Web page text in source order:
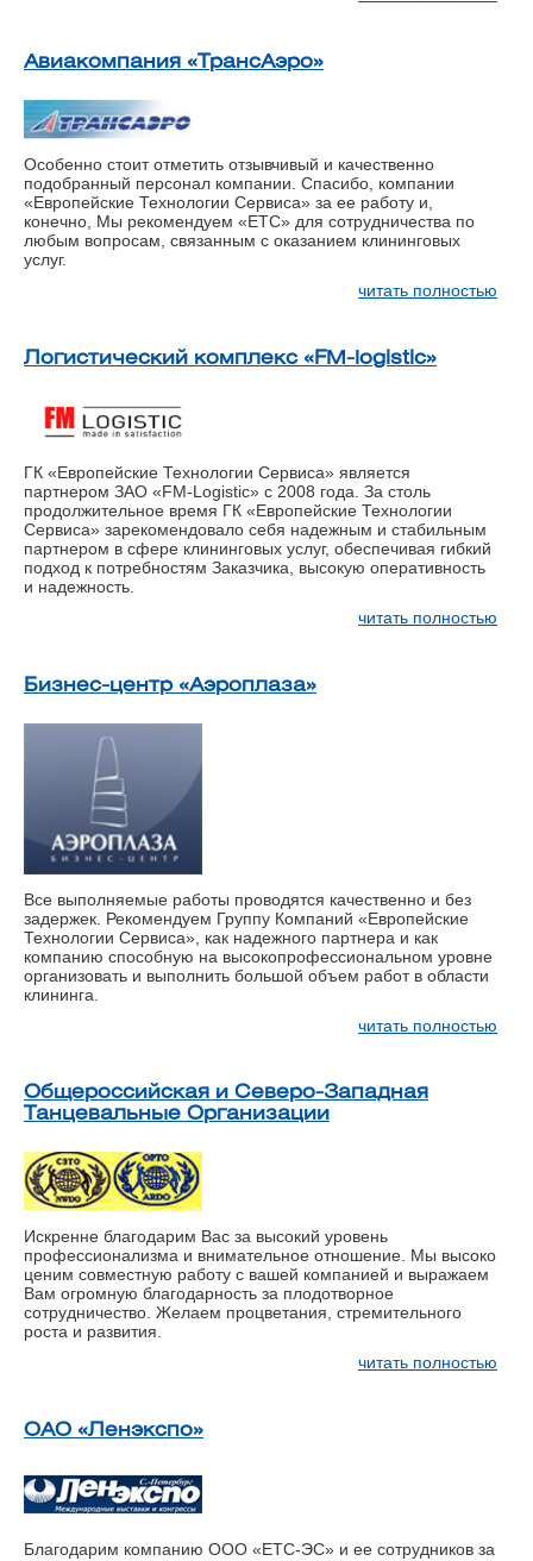
Авиакомпания «ТрансАэро»
Особенно стоит отметить отзывчивый и качественно
подобранный персонал компании. Спасибо, компании
«Европейские Технологии Сервиса» за ее работу и,
конечно, Мы рекомендуем «ЕТС» для сотрудничества по
любым вопросам, связанным с оказанием клининговых
услуг.
читать полностью
Логистический комплекс «FM-logistic»
ГК «Европейские Технологии Сервиса» является
партнером ЗАО «FM-Logistic» с 2008 года. За столь
продолжительное время ГК «Европейские Технологии
Сервиса» зарекомендовало себя надежным и стабильным
партнером в сфере клининговых услуг, обеспечивая гибкий
подход к потребностям Заказчика, высокую оперативность
и надежность.
читать полностью
Бизнес-центр «Аэроплаза»
Все выполняемые работы проводятся качественно и без
задержек. Рекомендуем Группу Компаний «Европейские
Технологии Сервиса», как надежного партнера и как
компанию способную на высокопрофессиональном уровне
организовать и выполнить большой объем работ в области
клининга.
читать полностью
Общероссийская и Северо-Западная
Танцевальные Организации
Искренне благодарим Вас за высокий уровень
профессионализма и внимательное отношение. Мы высоко
ценим совместную работу с вашей компанией и выражаем
Вам огромную благодарность за плодотворное
сотрудничество. Желаем процветания, стремительного
роста и развития.
читать полностью
ОАО «Ленэкспо»
Благодарим компанию ООО «ЕТС-ЭС» и ее сотрудников за